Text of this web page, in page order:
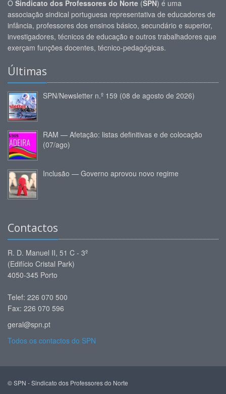
O Sindicato dos Professores do Norte (SPN) é uma
associação sindical portuguesa representativa de educadores de
infância, professores dos ensinos básico, secundário e superior,
investigadores, técnicos de educação e outros trabalhadores que
exerçam funções docentes, técnico-pedagógicas.
Últimas
SPN/Newsletter n.º 159 (08 de agosto de 2026)
RAM — Afetação: listas definitivas e de colocação
(07/ago)
Inclusão — Governo aprovou novo regime
Contactos
R. D. Manuel II, 51 C - 3º
(Edifício Cristal Park)
4050-345 Porto
Telef: 226 070 500
Fax: 226 070 596
geral@spn.pt
Todos os contactos do SPN
© SPN - Sindicato dos Professores do Norte